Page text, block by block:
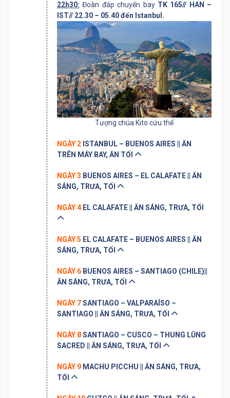
22h30: Đoàn đáp chuyến bay TK 165// HAN –
IST// 22.30 – 05.40 đến Istanbul.
Tượng chúa Kito cứu thế
NGÀY 2 ISTANBUL – BUENOS AIRES || ĂN
TRÊN MÁY BAY, ĂN TỐI
NGÀY 3 BUENOS AIRES – EL CALAFATE || ĂN
SÁNG, TRƯA, TỐI
NGÀY 4EL CALAFATE || ĂN SÁNG, TRƯA, TỐI
NGÀY 5 EL CALAFATE – BUENOS AIRES || ĂN
SÁNG, TRƯA, TỐI
NGÀY 6 BUENOS AIRES – SANTIAGO (CHILE)||
ĂN SÁNG, TRƯA, TỐI
NGÀY 7SANTIAGO – VALPARAÍSO –
SANTIAGO || ĂN SÁNG, TRƯA, TỐI
NGÀY 8SANTIAGO – CUSCO – THUNG LŨNG
SACRED || ĂN SÁNG, TRƯA, TỐI
NGÀY 9 MACHU PICCHU || ĂN SÁNG, TRƯA,
TỐI